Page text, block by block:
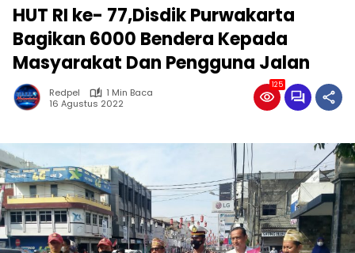
HUT RI ke- 77,Disdik Purwakarta
Bagikan 6000 Bendera Kepada
Masyarakat Dan Pengguna Jalan
Redpel
1 Min Baca
16 Agustus 2022
125